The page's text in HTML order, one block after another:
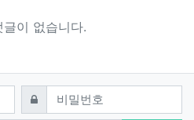
글이 없습니다.
비밀번호필수